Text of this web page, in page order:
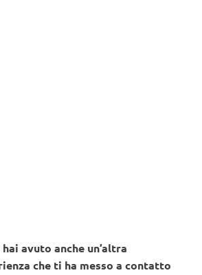
avuto anche un’altra
che ti ha messo a contatto